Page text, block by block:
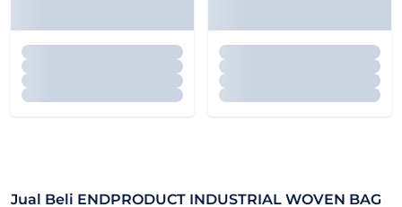
Jual Beli ENDPRODUCT INDUSTRIAL WOVEN BAG